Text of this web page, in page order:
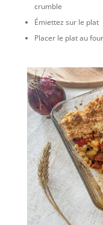
crumble
Émiettez sur le plat
Placer le plat au